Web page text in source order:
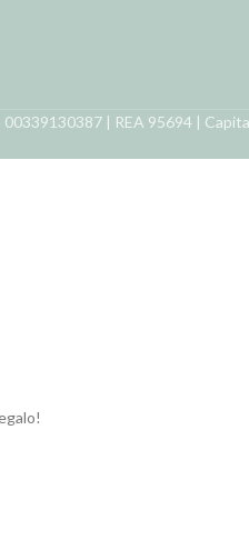
| REA 95694 |